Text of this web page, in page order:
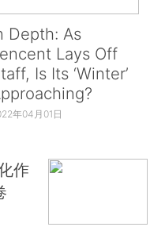
Depth: As
Lays Off
Is Its ‘Winter’
年04月01日
作